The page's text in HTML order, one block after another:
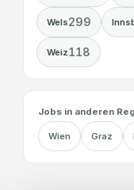
Wels299
Weiz118
Jobs in anderen
Wien Graz